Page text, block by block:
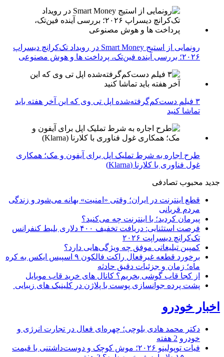
رونمایی از استیج Smart Money در رویداد تک‌کرانچ دیسراپ
۲۰۲۶؛ بررسی آینده فین‌تک، پرداخت‌ ها و هوش مصنوعی
۳ فیلم دست‌کم‌گرفته‌شده اپل تی وی که این آخر هفته باید
تماشا کنید
طرح اجاره به شرط تملیک اپل برای آیفون و مک؛ همکاری
غول فناوری با کلارنا (Klarna)
جدید محبوب تصادفی
قطع اینترنت در ایران؛ وقتی «امنیت» بهانه می‌شود و زندگی
مردم قربانی
پیرمان کردید؛ با اینترنت چه می‌کنید؟
فرصت استثنایی: دریافت تخفیف ۴۰۰ دلاری بلیط کنفرانس
تک‌کرانچ دیسراپت ۲۰۲۶
کمپین تبلیغاتی موفق چه ویژگی‌هایی دارد؟
برخورد قطعه غیرفعال راکت فالکون ۹ اسپیس ایکس به کره
ماه؛ زمان و جزئیات دقیق حادثه
از کجا قاب گوشی بخریم؟ کانال های خرید قاب موبایل
پشت پرده جوانسازی پوست با پلاژن در کلینیک های زیبایی
اخبار خودرو
دکتر محمد هادی بلوچی؛ چهره‌ای فعال در تجارت انرژی و
خودرو 2 هفته
فیات توپولینو ۲۰۲۶؛ موش کوچک و دوست‌داشتنی با قیمت